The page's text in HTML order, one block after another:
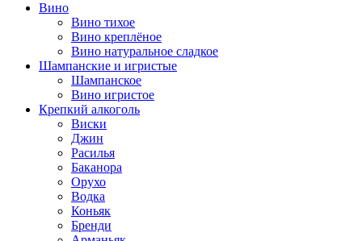
Вино
Вино тихое
Вино креплёное
Вино натуральное сладкое
Шампанские и игристые
Шампанское
Вино игристое
Крепкий алкоголь
Виски
Джин
Расилья
Баканора
Орухо
Водка
Коньяк
Бренди